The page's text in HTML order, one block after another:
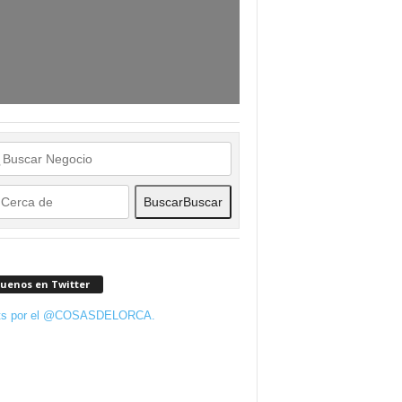
BuscarBuscar
en Twitter
por el @COSASDELORCA.